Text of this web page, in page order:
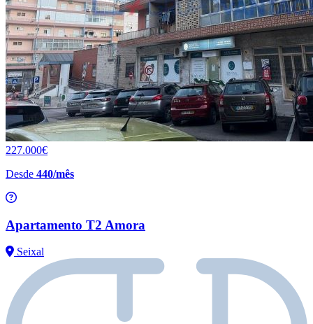
227.000€
Desde 440/mês
Apartamento T2 Amora
Seixal